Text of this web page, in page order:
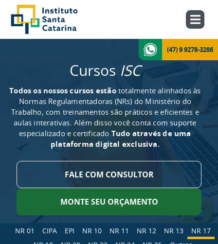
(47) 9 9278-3286
Cursos ISC
Todos os nossos cursos estãototalmente alinhados às
Normas Regulamentadoras (NRs) do Ministério do
Trabalho, com treinamentos são práticos e eficientes e
aulas interativas. Além disso você conta com suporte
especializado e certificado.Tudo através de uma
plataforma digital exclusiva.
FALE COM CONSULTOR
MONTE SEU ORÇAMENTO
NR 01 CIPA EPI NR 10 NR 11 NR 12 NR 13
NR 17